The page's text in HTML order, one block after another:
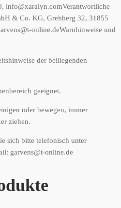
info@xaralyn.comVerantwortliche
& Co. KG, Grehberg 32, 31855
online.deWarnhinweise und
der beiliegenden
geeignet.
oder bewegen, immer
ziehen.
sich bitte telefonisch unter
garvens@t-online.de